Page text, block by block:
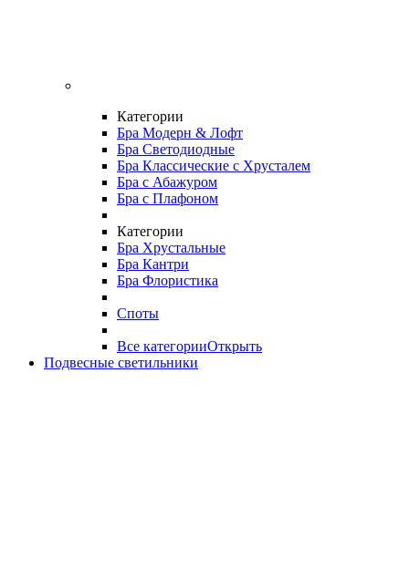
Категории
Бра Модерн & Лофт
Бра Светодиодные
Бра Классические с Хрусталем
Бра с Абажуром
Бра с Плафоном
Категории
Бра Хрустальные
Бра Кантри
Бра Флористика
Споты
Все категорииОткрыть
Подвесные светильники